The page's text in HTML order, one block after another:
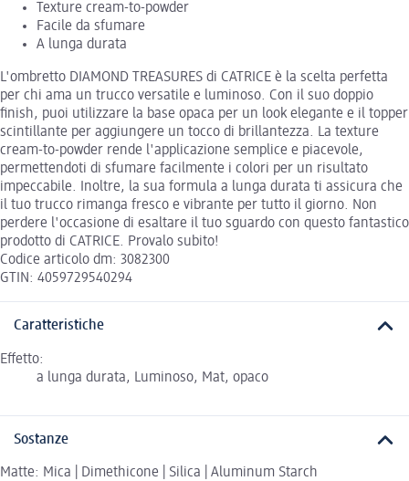
Texture cream-to-powder
Facile da sfumare
A lunga durata
L'ombretto DIAMOND TREASURES di CATRICE è la scelta perfetta
per chi ama un trucco versatile e luminoso. Con il suo doppio
finish, puoi utilizzare la base opaca per un look elegante e il topper
scintillante per aggiungere un tocco di brillantezza. La texture
cream-to-powder rende l'applicazione semplice e piacevole,
permettendoti di sfumare facilmente i colori per un risultato
impeccabile. Inoltre, la sua formula a lunga durata ti assicura che
il tuo trucco rimanga fresco e vibrante per tutto il giorno. Non
perdere l'occasione di esaltare il tuo sguardo con questo fantastico
prodotto di CATRICE. Provalo subito!
Codice articolo dm: 3082300
GTIN: 4059729540294
Caratteristiche
Effetto:
a lunga durata, Luminoso, Mat, opaco
Sostanze
Matte: Mica | Dimethicone | Silica | Aluminum Starch